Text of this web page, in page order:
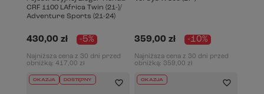
CRF 1100 LAfrica Twin (21-)/
Adventure Sports (21-24)
430,00 zł -5%
Najniższa cena z 30 dni przed
obniżką: 417,00 zł
359,00 zł -10%
Najniższa cena z 30 dni przed
obniżką: 359,00 zł
OKAZJA DOSTĘPNY OKAZJA